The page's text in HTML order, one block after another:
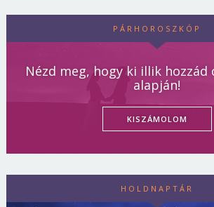
PÁRHOROSZKÓP
Nézd meg, hogy ki illik hozzád
alapján!
KISZÁMOLOM
HOLDNAPTÁR